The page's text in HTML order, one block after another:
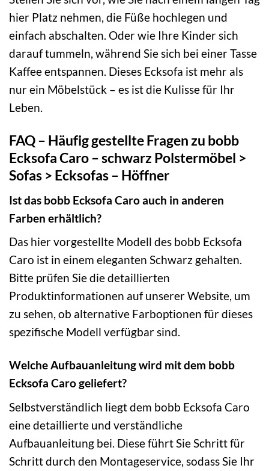
hier Platz nehmen, die Füße hochlegen und
einfach abschalten. Oder wie Ihre Kinder sich
darauf tummeln, während Sie sich bei einer Tasse
Kaffee entspannen. Dieses Ecksofa ist mehr als
nur ein Möbelstück – es ist die Kulisse für Ihr
Leben.
FAQ – Häufig gestellte Fragen zu bobb
Ecksofa Caro – schwarz Polstermöbel >
Sofas > Ecksofas – Höffner
Ist das bobb Ecksofa Caro auch in anderen
Farben erhältlich?
Das hier vorgestellte Modell des bobb Ecksofa
Caro ist in einem eleganten Schwarz gehalten.
Bitte prüfen Sie die detaillierten
Produktinformationen auf unserer Website, um
zu sehen, ob alternative Farboptionen für dieses
spezifische Modell verfügbar sind.
Welche Aufbauanleitung wird mit dem bobb
Ecksofa Caro geliefert?
Selbstverständlich liegt dem bobb Ecksofa Caro
eine detaillierte und verständliche
Aufbauanleitung bei. Diese führt Sie Schritt für
Schritt durch den Montageservice, sodass Sie Ihr